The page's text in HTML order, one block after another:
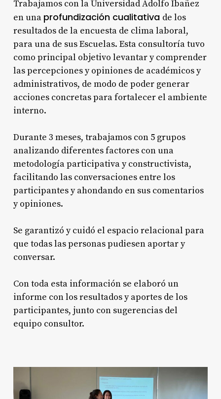
Trabajamos con la Universidad Adolfo Ibañez
en una profundización cualitativa de los
resultados de la encuesta de clima laboral,
para una de sus Escuelas. Esta consultoría tuvo
como principal objetivo levantar y comprender
las percepciones y opiniones de académicos y
administrativos, de modo de poder generar
acciones concretas para fortalecer el ambiente
interno.
Durante 3 meses, trabajamos con 5 grupos
analizando diferentes factores con una
metodología participativa y constructivista,
facilitando las conversaciones entre los
participantes y ahondando en sus comentarios
y opiniones.
Se garantizó y cuidó el espacio relacional para
que todas las personas pudiesen aportar y
conversar.
Con toda esta información se elaboró un
informe con los resultados y aportes de los
participantes, junto con sugerencias del
equipo consultor.